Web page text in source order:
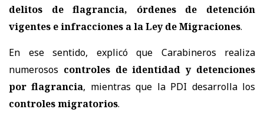
delitos de flagrancia, órdenes de detención
vigentes e infracciones a la Ley de Migraciones.
En ese sentido, explicó que Carabineros realiza
numerosos controles de identidad y detenciones
por flagrancia, mientras que la PDI desarrolla los
controles migratorios.